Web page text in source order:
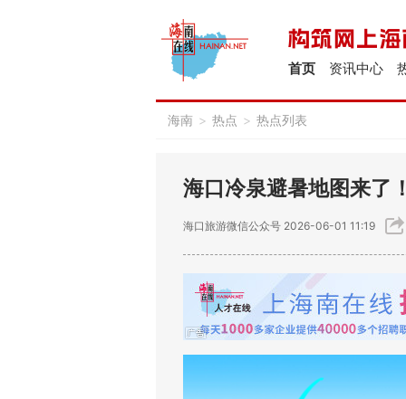
资讯中心
首页
海南 > 热点 > 热点列表
海口冷泉避暑地图来了
海口旅游微信公众号 2026-06-01 11:19